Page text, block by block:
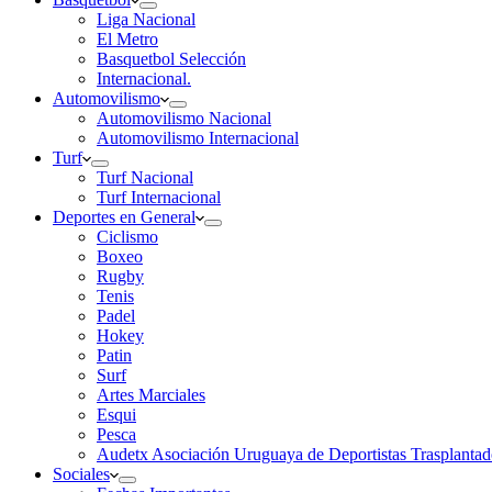
Liga Nacional
El Metro
Basquetbol Selección
Internacional.
Automovilismo
Automovilismo Nacional
Automovilismo Internacional
Turf
Turf Nacional
Turf Internacional
Deportes en General
Ciclismo
Boxeo
Rugby
Tenis
Padel
Hokey
Patin
Surf
Artes Marciales
Esqui
Pesca
Audetx Asociación Uruguaya de Deportistas
Sociales